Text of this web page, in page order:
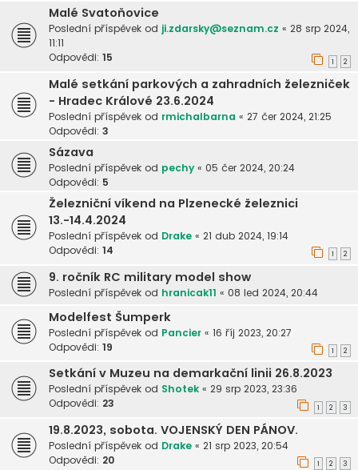
Malé Svatoňovice
Poslední příspěvek od ji.zdarsky@seznam.cz « 28 srp 2024,
11:11
Odpovědi: 15 1 2
Malé setkání parkových a zahradních železniček
- Hradec Králové 23.6.2024
Poslední příspěvek od rmichalbarna « 27 čer 2024, 21:25
Odpovědi: 3
Sázava
Poslední příspěvek od pechy « 05 čer 2024, 20:24
Odpovědi: 5
Železniční víkend na Plzenecké železnici
13.-14.4.2024
Poslední příspěvek od Drake « 21 dub 2024, 19:14
Odpovědi: 14 1 2
9. ročník RC military model show
Poslední příspěvek od hranicak11 « 08 led 2024, 20:44
Modelfest Šumperk
Poslední příspěvek od Pancier « 16 říj 2023, 20:27
Odpovědi: 19 1 2
Setkání v Muzeu na demarkační linii 26.8.2023
Poslední příspěvek od Shotek « 29 srp 2023, 23:36
Odpovědi: 23 1 2 3
19.8.2023, sobota. VOJENSKÝ DEN PÁNOV.
Poslední příspěvek od Drake « 21 srp 2023, 20:54
Odpovědi: 20 1 2 3